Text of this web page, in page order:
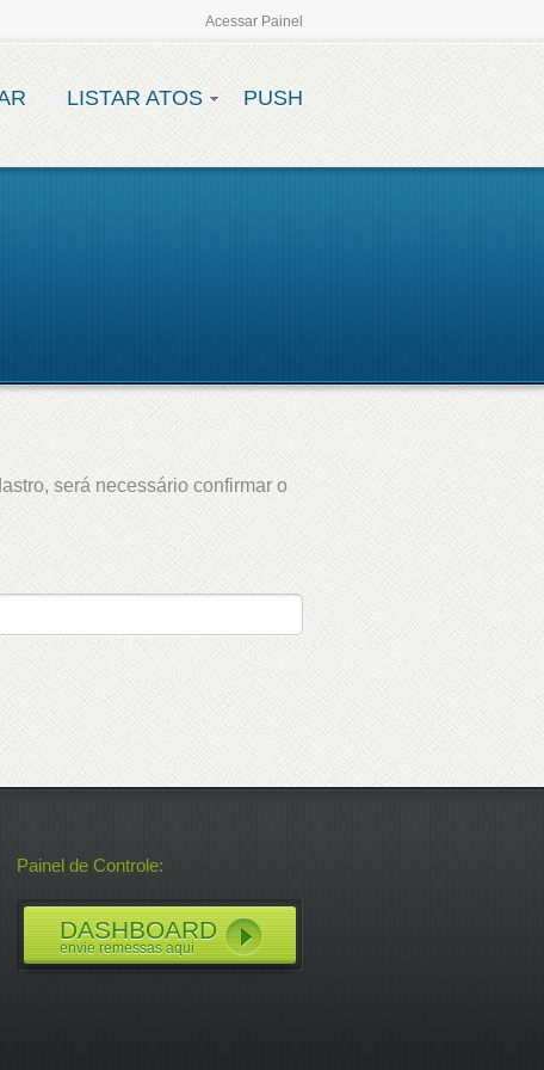
Acessar Painel
LISTAR ATOS PUSH
será necessário confirmar o
Painel de Controle:
DASHBOARD
envie remessas aqui